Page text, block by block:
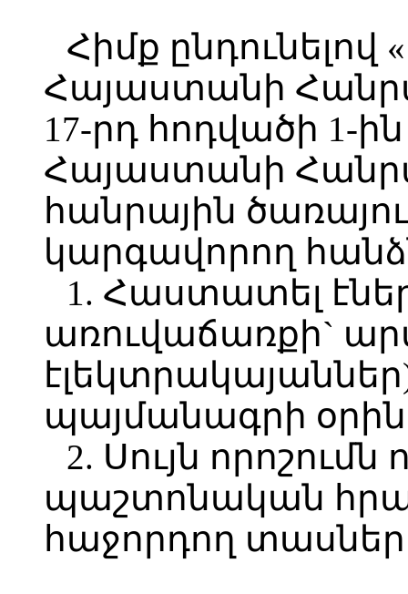
Հիմք
Հայաստանի
17-րդ հոդվածի 1-
Հայաստանի
հանրային
կարգավորող
1. Հաստատել
առուվաճառքի`
պայմանագրի
2. Սույն որոշումն
պաշտոնական
հաջորդող